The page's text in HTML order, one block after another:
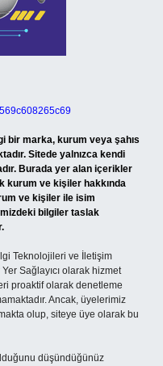
bir marka, kurum veya şahıs
Sitede yalnızca kendi
Burada yer alan içerikler
kurum ve kişiler hakkında
ve kişiler ile isim
bilgiler taslak
Teknolojileri ve İletişim
Sağlayıcı olarak hizmet
proaktif olarak denetleme
Ancak, üyelerimiz
olup, siteye üye olarak bu
düşündüğünüz